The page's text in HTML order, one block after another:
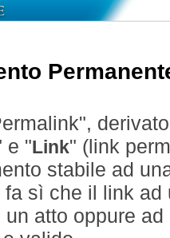
e "Link" (link
stabile ad
fa sì che il link
un atto oppure